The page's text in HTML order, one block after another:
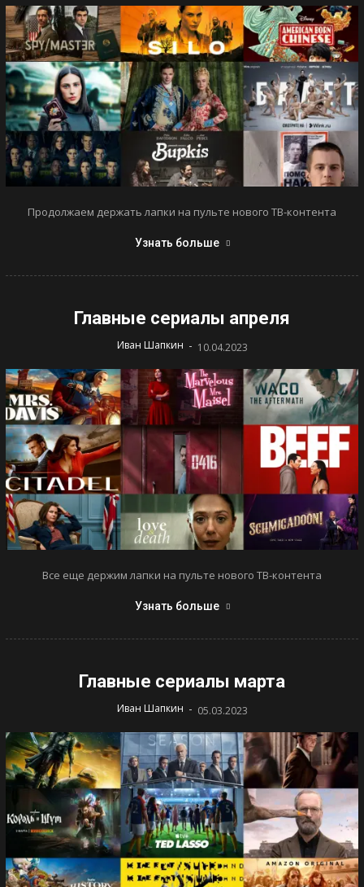
Продолжаем держать лапки на пульте нового ТВ-контента
Узнать больше
Главные сериалы апреля
Иван Шапкин - 10.04.2023
Все еще держим лапки на пульте нового ТВ-контента
Узнать больше
Главные сериалы марта
Иван Шапкин - 05.03.2023